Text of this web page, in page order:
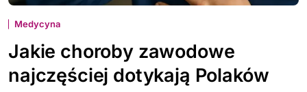
Medycyna
Jakie choroby zawodowe
najczęściej dotykają Polaków